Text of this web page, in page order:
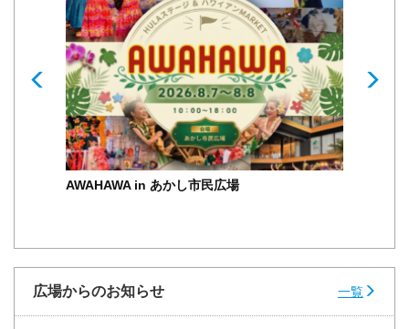
AWAHAWA in あかし市民広場
Prev
広場からのお知らせ 一覧